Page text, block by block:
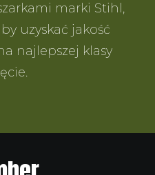
marki Stihl,
uzyskać jakość
najlepszej klasy